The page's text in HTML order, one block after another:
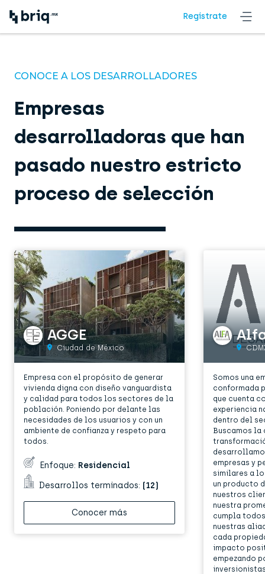
Regístrate
CONOCE A LOS DESARROLLADORES
Empresas
desarrolladoras que han
pasado nuestro estricto
proceso de selección
AGGE
Ciudad de México
Empresa con el propósito de generar
vivienda digna con diseño vanguardista
y calidad para todos los sectores de la
población. Poniendo por delante las
necesidades de los usuarios y con un
ambiente de confianza y respeto para
todos.
Enfoque: Residencial
Desarrollos terminados: (12)
Conocer más
Somos una
conformada
que cuenta
experiencia
dentro del
Buscamos la
empresas y
similares a
un producto
nuestros
nuestra
cumpla
nuestras
cada
impacto
empezando